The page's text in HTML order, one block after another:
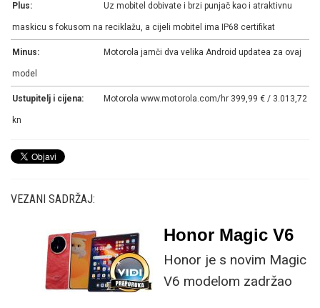
Plus: Uz mobitel dobivate i brzi punjač kao i atraktivnu
maskicu s fokusom na reciklažu, a cijeli mobitel ima IP68 certifikat
Minus: Motorola jamči dva velika Android updatea za ovaj
model
Ustupitelj i cijena: Motorola www.motorola.com/hr 399,99 € / 3.013,72
kn
VEZANI SADRŽAJ:
Honor Magic V6
Honor je s novim Magic
V6 modelom zadržao